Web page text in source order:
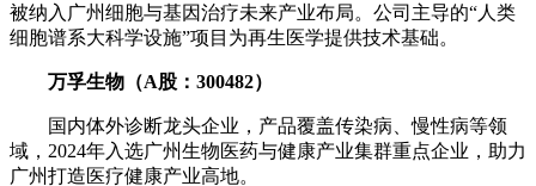
被纳入广州细胞与基因治疗未来产业布局。公司主导的“人类
细胞谱系大科学设施”项目为再生医学提供技术基础。
万孚生物（A股：300482）
国内体外诊断龙头企业，产品覆盖传染病、慢性病等领
域，2024年入选广州生物医药与健康产业集群重点企业，助力
广州打造医疗健康产业高地。